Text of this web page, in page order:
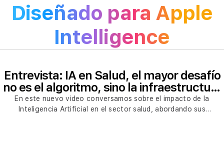
Diseñado para Apple
Intelligence
Entrevista: IA en Salud, el mayor desafío
no es el algoritmo, sino la infraestructura
que lo sostiene
En este nuevo video conversamos sobre el impacto de la
Inteligencia Artificial en el sector salud, abordando sus